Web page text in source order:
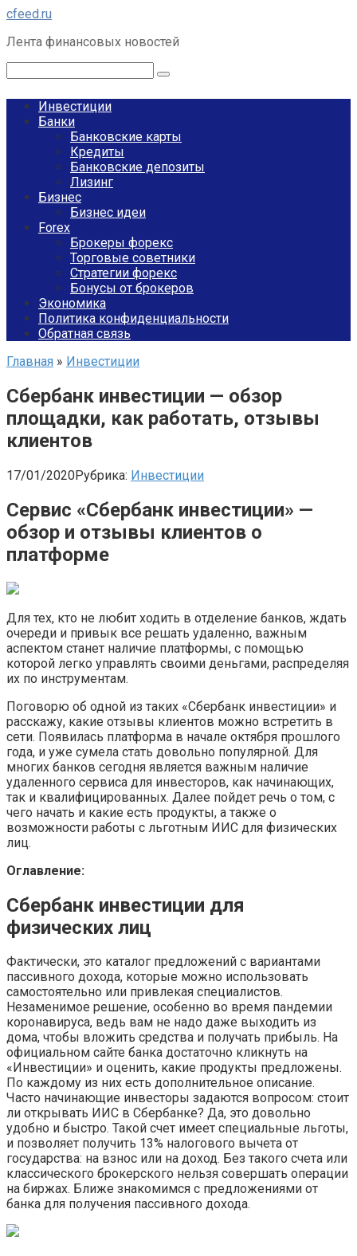
Перейти
контенту
cfeed.ru
Лента финансовых новостей
Инвестиции
Банки
Банковские карты
Кредиты
Банковские депозиты
Лизинг
Бизнес
Бизнес идеи
Forex
Брокеры форекс
Торговые советники
Стратегии форекс
Бонусы от брокеров
Экономика
Политика конфиденциальности
Обратная связь
Главная » Инвестиции
Сбербанк инвестиции — обзор
площадки, как работать, отзывы
клиентов
17/01/2020Рубрика: Инвестиции
Сервис «Сбербанк инвестиции» —
обзор и отзывы клиентов о
платформе
Для тех, кто не любит ходить в отделение банков, ждать
очереди и привык все решать удаленно, важным
аспектом станет наличие платформы, с помощью
которой легко управлять своими деньгами, распределяя
их по инструментам.
Поговорю об одной из таких «Сбербанк инвестиции» и
расскажу, какие отзывы клиентов можно встретить в
сети. Появилась платформа в начале октября прошлого
года, и уже сумела стать довольно популярной. Для
многих банков сегодня является важным наличие
удаленного сервиса для инвесторов, как начинающих,
так и квалифицированных. Далее пойдет речь о том, с
чего начать и какие есть продукты, а также о
возможности работы с льготным ИИС для физических
лиц.
Оглавление:
Сбербанк инвестиции для
физических лиц
Фактически, это каталог предложений с вариантами
пассивного дохода, которые можно использовать
самостоятельно или привлекая специалистов.
Незаменимое решение, особенно во время пандемии
коронавируса, ведь вам не надо даже выходить из
дома, чтобы вложить средства и получать прибыль. На
официальном сайте банка достаточно кликнуть на
«Инвестиции» и оценить, какие продукты предложены.
По каждому из них есть дополнительное описание.
Часто начинающие инвесторы задаются вопросом: стоит
ли открывать ИИС в Сбербанке? Да, это довольно
удобно и быстро. Такой счет имеет специальные льготы,
и позволяет получить 13% налогового вычета от
государства: на взнос или на доход. Без такого счета или
классического брокерского нельзя совершать операции
на биржах. Ближе знакомимся с предложениями от
банка для получения пассивного дохода.